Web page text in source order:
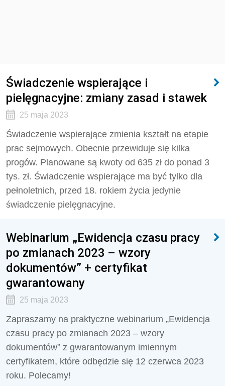
Świadczenie wspierające i
pielęgnacyjne: zmiany zasad i stawek
25 maja 2023
Świadczenie wspierające zmienia kształt na etapie
prac sejmowych. Obecnie przewiduje się kilka
progów. Planowane są kwoty od 635 zł do ponad 3
tys. zł. Świadczenie wspierające ma być tylko dla
pełnoletnich, przed 18. rokiem życia jedynie
świadczenie pielęgnacyjne.
Webinarium „Ewidencja czasu pracy
po zmianach 2023 – wzory
dokumentów” + certyfikat
gwarantowany
25 maja 2023
Zapraszamy na praktyczne webinarium „Ewidencja
czasu pracy po zmianach 2023 – wzory
dokumentów” z gwarantowanym imiennym
certyfikatem, które odbędzie się 12 czerwca 2023
roku. Polecamy!